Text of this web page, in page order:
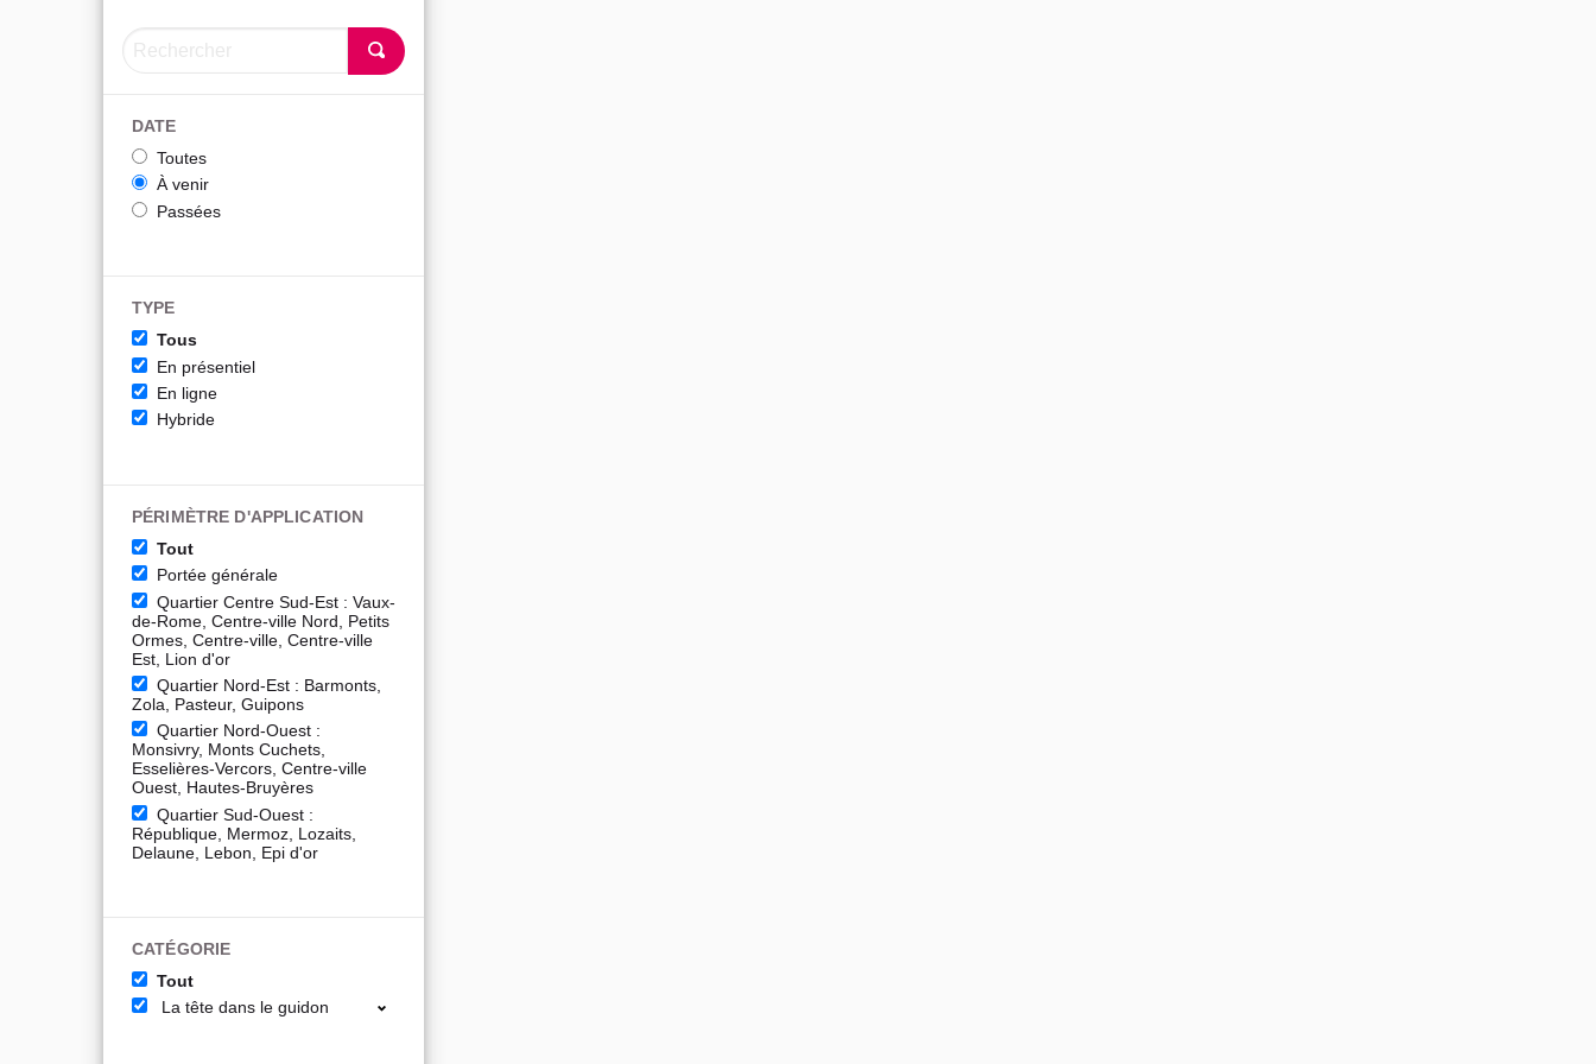
DATE
Toutes
À venir
Passées
TYPE
Tous
En présentiel
En ligne
Hybride
PÉRIMÈTRE D'APPLICATION
Tout
Portée générale
Quartier Centre Sud-Est : Vaux-
de-Rome, Centre-ville Nord, Petits
Ormes, Centre-ville, Centre-ville
Est, Lion d'or
Quartier Nord-Est : Barmonts,
Zola, Pasteur, Guipons
Quartier Nord-Ouest :
Monsivry, Monts Cuchets,
Esselières-Vercors, Centre-ville
Ouest, Hautes-Bruyères
Quartier Sud-Ouest :
République, Mermoz, Lozaits,
Delaune, Lebon, Epi d'or
CATÉGORIE
Tout
La tête dans le guidon